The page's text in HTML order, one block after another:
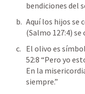
bendiciones del
Aquí los hijos se
(Salmo 127:4) se
El olivo es
52:8 “Pero yo
En la
siempre.”